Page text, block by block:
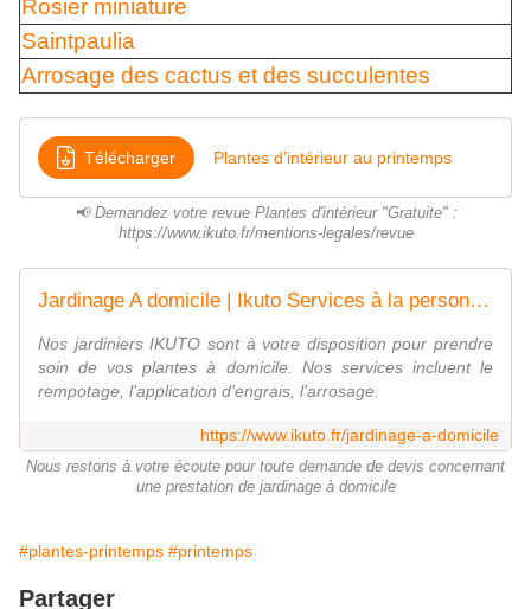
Rosier miniature
Saintpaulia
Arrosage des cactus et des succulentes
Télécharger Plantes d’intérieur au printemps
📢 Demandez votre revue Plantes d'intérieur "Gratuite" :
https://www.ikuto.fr/mentions-legales/revue
Jardinage A domicile | Ikuto Services à la personne | Paris 75013
Nos jardiniers IKUTO sont à votre disposition pour prendre
soin de vos plantes à domicile. Nos services incluent le
rempotage, l'application d'engrais, l'arrosage.
https://www.ikuto.fr/jardinage-a-domicile
Nous restons à votre écoute pour toute demande de devis concernant
une prestation de jardinage à domicile
#plantes-printemps #printemps
Partager